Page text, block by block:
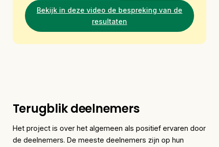
Bekijk in deze video de bespreking van de
resultaten
Terugblik deelnemers
Het project is over het algemeen als positief ervaren door
de deelnemers. De meeste deelnemers zijn op hun